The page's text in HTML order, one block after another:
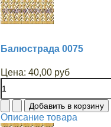
Балюстрада 0075
Цена: 40,00 руб
Описание товара